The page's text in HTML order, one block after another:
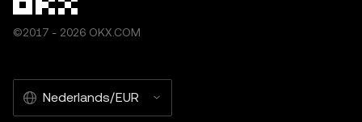
©2017 - 2026 OKX.COM
Nederlands/EUR